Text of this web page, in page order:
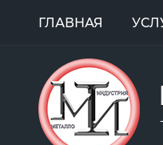
ГЛАВНАЯ